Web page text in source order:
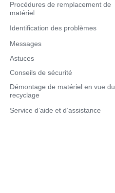
Procédures de remplacement de
matériel
Identification des problèmes
Messages
Astuces
Conseils de sécurité
Démontage de matériel en vue du
recyclage
Service d’aide et d’assistance